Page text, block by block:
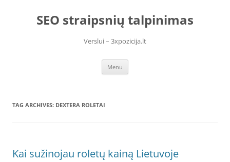
contentSEO straipsnių talpinimas
Verslui – 3xpozicija.lt
Menu
TAG ARCHIVES: DEXTERA ROLETAI
Kai sužinojau roletų kainą Lietuvoje